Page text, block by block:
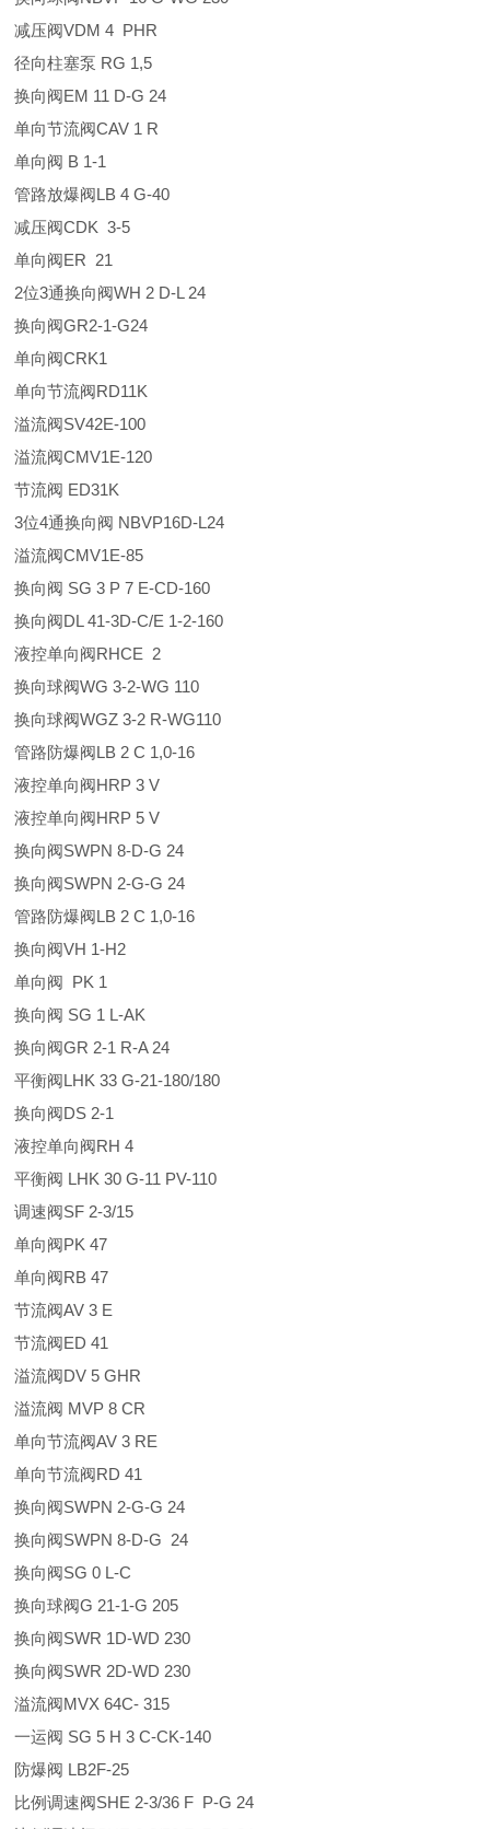
减压阀VDM 4 PHR
径向柱塞泵 RG 1,5
换向阀EM 11 D-G 24
单向节流阀CAV 1 R
单向阀 B 1-1
管路放爆阀LB 4 G-40
减压阀CDK 3-5
单向阀ER 21
2位3通换向阀WH 2 D-L 24
换向阀GR2-1-G24
单向阀CRK1
单向节流阀RD11K
溢流阀SV42E-100
溢流阀CMV1E-120
节流阀 ED31K
3位4通换向阀 NBVP16D-L24
溢流阀CMV1E-85
换向阀 SG 3 P 7 E-CD-160
换向阀DL 41-3D-C/E 1-2-160
液控单向阀RHCE 2
换向球阀WG 3-2-WG 110
换向球阀WGZ 3-2 R-WG110
管路防爆阀LB 2 C 1,0-16
液控单向阀HRP 3 V
液控单向阀HRP 5 V
换向阀SWPN 8-D-G 24
换向阀SWPN 2-G-G 24
管路防爆阀LB 2 C 1,0-16
换向阀VH 1-H2
单向阀 PK 1
换向阀 SG 1 L-AK
换向阀GR 2-1 R-A 24
平衡阀LHK 33 G-21-180/180
换向阀DS 2-1
液控单向阀RH 4
平衡阀 LHK 30 G-11 PV-110
调速阀SF 2-3/15
单向阀PK 47
单向阀RB 47
节流阀AV 3 E
节流阀ED 41
溢流阀DV 5 GHR
溢流阀 MVP 8 CR
单向节流阀AV 3 RE
单向节流阀RD 41
换向阀SWPN 2-G-G 24
换向阀SWPN 8-D-G 24
换向阀SG 0 L-C
换向球阀G 21-1-G 205
换向阀SWR 1D-WD 230
换向阀SWR 2D-WD 230
溢流阀MVX 64C- 315
一运阀 SG 5 H 3 C-CK-140
防爆阀 LB2F-25
比例调速阀SHE 2-3/36 F P-G 24